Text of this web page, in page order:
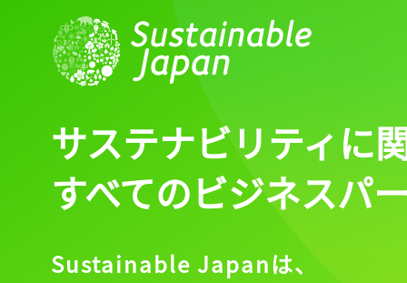
サステナビリティに
すべてのビジネスパ
Sustainable Japanは、